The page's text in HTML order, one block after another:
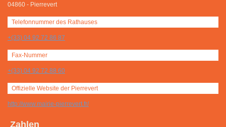
04860 - Pierrevert
Telefonnummer des Rathauses
+(33) 04 92 72 86 87
Fax-Nummer
+(33) 04 92 72 88 60
Offizielle Website der Pierrevert
http://www.mairie-pierrevert.fr/
Zahlen